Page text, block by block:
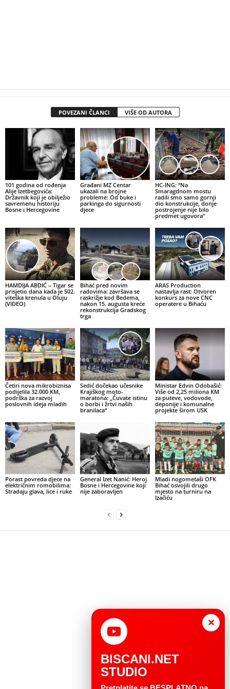
POVEZANI ČLANCI VIŠE OD AUTORA
101 godina od rođenja
Alije Izetbegovića:
Državnik koji je obilježio
savremenu historiju
Bosne i Hercegovine
Građani MZ Centar
ukazali na brojne
probleme: Od buke i
parkinga do sigurnosti
djece
HC-ING: “Na
Smaragdnom mostu
radili smo samo gornji
dio konstrukcije, donje
postrojenje nije bilo
predmet ugovora”
HAMDIJA ABDIĆ – Tigar se
prisjetio dana kada je 502.
viteška krenula u Oluju
(VIDEO)
Bihać pred novim
radovima: završava se
raskrižje kod Bedema,
nakon 15. augusta kreće
rekonstrukcija Gradskog
trga
ARAS Production
nastavlja rast: Otvoren
konkurs za nove CNC
operatere u Bihaću
Četiri nova mikrobiznisa
podijelila 32.000 KM,
podrška za razvoj
poslovnih ideja mladih
Sedić dočekao učesnike
Krajiškog moto-
maratona: „Čuvate istinu
o borbi i žrtvi naših
branilaca“
Ministar Edvin Odobašić:
Više od 2,25 miliona KM
za puteve, vodovode,
deponije i komunalne
projekte širom USK
Porast povreda djece na
električnim romobilima:
Stradaju glava, lice i ruke
General Izet Nanić: Heroj
Bosne i Hercegovine koji
nije zaboravljen
Mladi nogometaši OFK
Bihać osvojili drugo
mjesto na turniru na
Izačiću
×
BISCANI.NET
STUDIO